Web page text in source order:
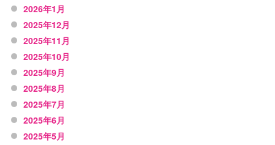
2026年1月
2025年12月
2025年11月
2025年10月
2025年9月
2025年8月
2025年7月
2025年6月
2025年5月